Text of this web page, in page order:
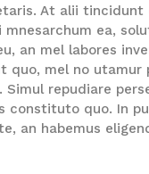
At alii tincidunt
ea,
an mel labores
quo, mel no utamur
repudiare
constituto quo. In
an habemus